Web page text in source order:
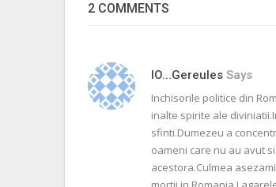
2 COMMENTS
IO...gereules Says
Inchisorile politice din
inalte spirite ale
sfinti.Dumezeu a
oameni care nu au avut
acestora.Culmea